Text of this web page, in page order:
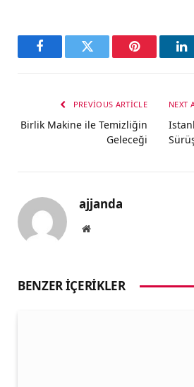
FacebookTwitter Pinterest
PREVIOUS ARTICLE
Birlik Makine ile Temizliğin
Geleceği
NEXT
ajjanda
Website
BENZER İÇERIKLER